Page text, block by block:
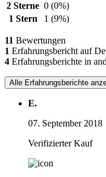
2 Sterne 0 (0%)
1 Stern
1 (9%)
11 Bewertungen
1 Erfahrungsbericht auf
4 Erfahrungsberichte in
Alle Erfahrungsberichte
E.
07. September 2018
Verifizierter Kauf